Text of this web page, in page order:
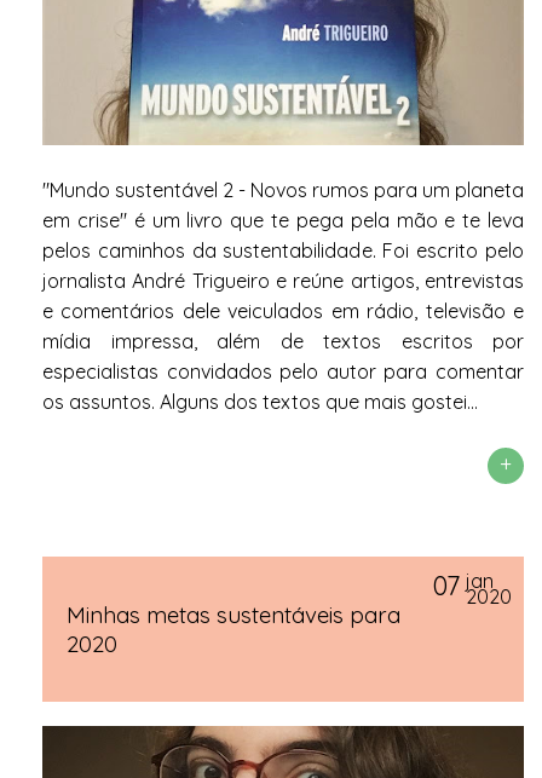
"Mundo sustentável 2 - Novos rumos para um planeta
em crise" é um livro que te pega pela mão e te leva
pelos caminhos da sustentabilidade. Foi escrito pelo
jornalista André Trigueiro e reúne artigos, entrevistas
e comentários dele veiculados em rádio, televisão e
mídia impressa, além de textos escritos por
especialistas convidados pelo autor para comentar
os assuntos. Alguns dos textos que mais gostei...
+
Minhas metas sustentáveis para
2020
07 jan
2020